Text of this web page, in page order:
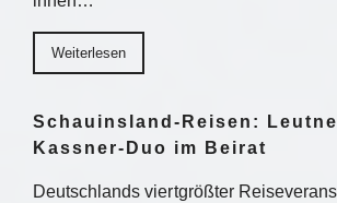
Weiterlesen
Schauinsland-Reisen:
Kassner-Duo im Beirat
Deutschlands viertgrößter